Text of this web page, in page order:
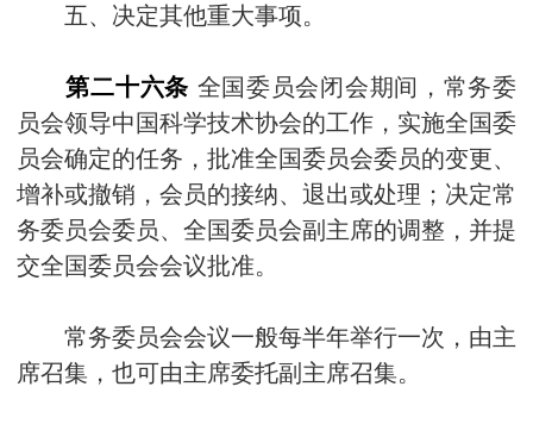
五、决定其他重大事项。
第二十六条 全国委员会闭会期间，常务委
员会领导中国科学技术协会的工作，实施全国委
员会确定的任务，批准全国委员会委员的变更、
增补或撤销，会员的接纳、退出或处理；决定常
务委员会委员、全国委员会副主席的调整，并提
交全国委员会会议批准。
常务委员会会议一般每半年举行一次，由主
席召集，也可由主席委托副主席召集。